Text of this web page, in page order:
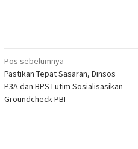
Navigasi
pos
Pos sebelumnya
Pastikan Tepat Sasaran, Dinsos
P3A dan BPS Lutim Sosialisasikan
Groundcheck PBI ‎